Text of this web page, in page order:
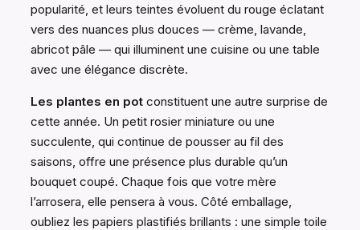
popularité, et leurs teintes évoluent du rouge éclatant
vers des nuances plus douces — crème, lavande,
abricot pâle — qui illuminent une cuisine ou une table
avec une élégance discrète.
Les plantes en pot constituent une autre surprise de
cette année. Un petit rosier miniature ou une
succulente, qui continue de pousser au fil des
saisons, offre une présence plus durable qu’un
bouquet coupé. Chaque fois que votre mère
l’arrosera, elle pensera à vous. Côté emballage,
oubliez les papiers plastifiés brillants : une simple toile